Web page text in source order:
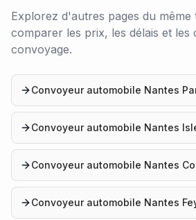
Explorez d'autres pages du même
comparer les prix, les délais et les
convoyage.